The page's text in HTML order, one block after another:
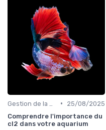
•
25/08/2025
Comprendre l'importance du
cl2 dans votre aquarium